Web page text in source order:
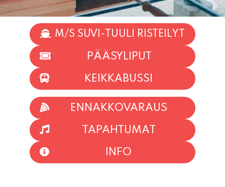
M/S SUVI-TUULI RISTEILYT
PÄÄSYLIPUT
KEIKKABUSSI
ENNAKKOVARAUS
TAPAHTUMAT
INFO